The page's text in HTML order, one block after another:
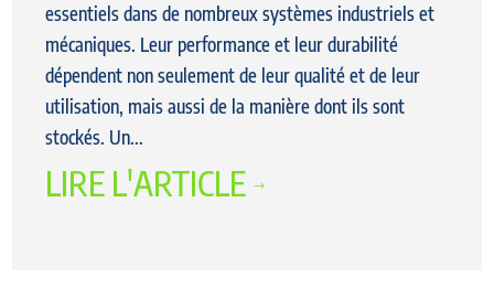
essentiels dans de nombreux systèmes industriels et
mécaniques. Leur performance et leur durabilité
dépendent non seulement de leur qualité et de leur
utilisation, mais aussi de la manière dont ils sont
stockés. Un...
LIRE L'ARTICLE $